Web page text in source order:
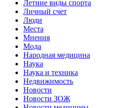
Летние виды спорта
Личный счет
Люди
Места
Мнения
Мода
Народная медицина
Наука
Наука и техника
Недвижимость
Новости
Новости ЗОЖ